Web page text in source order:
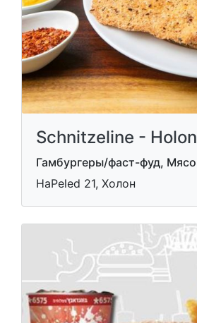
Schnitzeline - Holon
Гамбургеры/фаст-фуд, Мясо
HaPeled 21, Холон